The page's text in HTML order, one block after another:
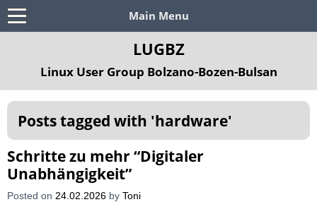
Main Menu
LUGBZ
Linux User Group Bolzano-Bozen-Bulsan
Posts tagged with 'hardware'
Schritte zu mehr “Digitaler
Unabhängigkeit”
Posted on 24.02.2026 by Toni